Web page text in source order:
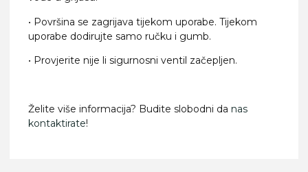
• Površina se zagrijava tijekom uporabe. Tijekom
uporabe dodirujte samo ručku i gumb.
• Provjerite nije li sigurnosni ventil začepljen.
Želite više informacija? Budite slobodni da nas
kontaktirate!